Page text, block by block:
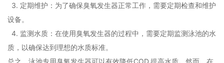
3. 定期维护：为了确保臭氧发生器正常工作，需要定期检查和维护
设备。
4. 监测水质：在使用臭氧发生器的过程中，需要定期监测泳池的水
质，以确保达到理想的水质标准。
总之，泳池专用臭氧发生器可以有效降低COD,提高水质。然而，在